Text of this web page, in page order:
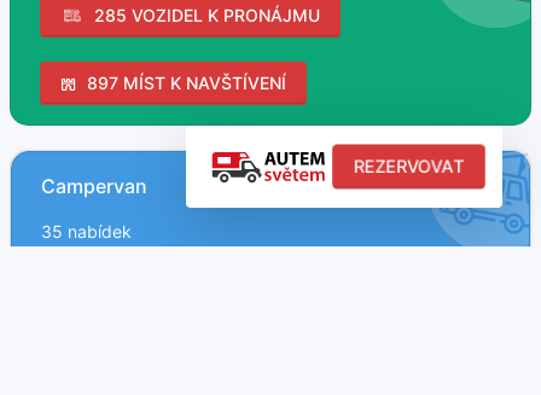
285 VOZIDEL K PRONÁJMU
897 MÍST K NAVŠTÍVENÍ
Campervan
35 nabídek
REZERVOVAT